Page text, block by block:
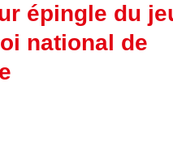
épingle du
national de